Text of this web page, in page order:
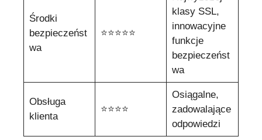
Środki
bezpieczeńst
wa
⭐⭐⭐⭐⭐
klasy SSL,
innowacyjne
funkcje
bezpieczeńst
wa
Obsługa
klienta
⭐⭐⭐⭐
Osiągalne,
zadowalające
odpowiedzi